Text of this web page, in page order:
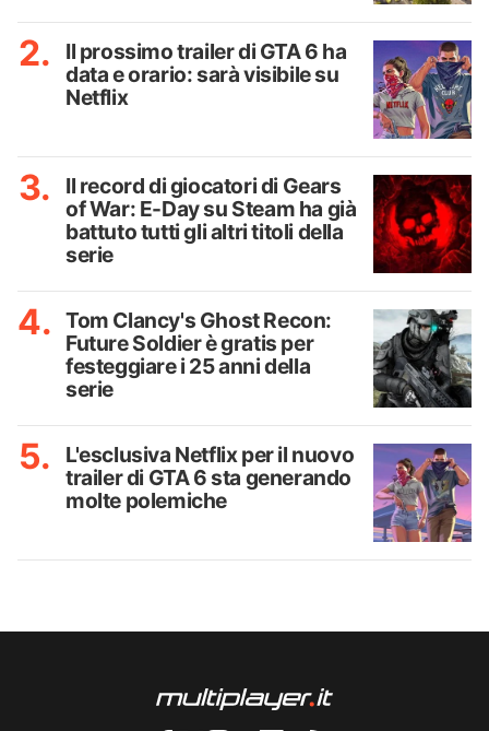
Il prossimo trailer di GTA 6 ha
data e orario: sarà visibile su
Netflix
Il record di giocatori di Gears
of War: E-Day su Steam ha già
battuto tutti gli altri titoli della
serie
Tom Clancy's Ghost Recon:
Future Soldier è gratis per
festeggiare i 25 anni della
serie
L'esclusiva Netflix per il nuovo
trailer di GTA 6 sta generando
molte polemiche